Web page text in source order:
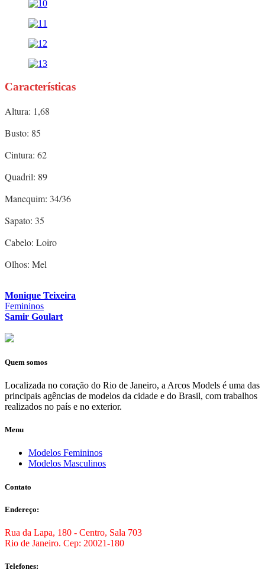
Características
Altura: 1,68
Busto: 85
Cintura: 62
Quadril: 89
Manequim: 34/36
Sapato: 35
Cabelo: Loiro
Olhos: Mel
Monique Teixeira
Femininos
Samir Goulart
Quem somos
Localizada no coração do Rio de Janeiro, a Arcos Models é uma das
principais agências de modelos da cidade e do Brasil, com trabalhos
realizados no país e no exterior.
Menu
Modelos Femininos
Modelos Masculinos
Contato
Endereço:
Rua da Lapa, 180 - Centro, Sala 703
Rio de Janeiro. Cep: 20021-180
Telefones: